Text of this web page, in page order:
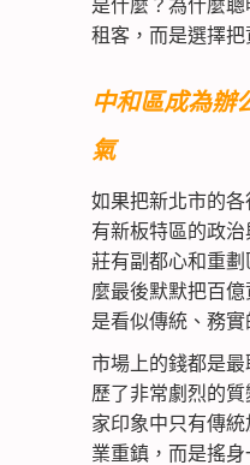
是什麼？為什麼
租客，而是選擇把
中和區成為辦
氣
如果把新北市的
有新板特區的政
莊有副都心和重
麼最後默默把百
是看似傳統、務實
市場上的錢都是
歷了非常劇烈的
家印象中只有傳
業重鎮，而是搖